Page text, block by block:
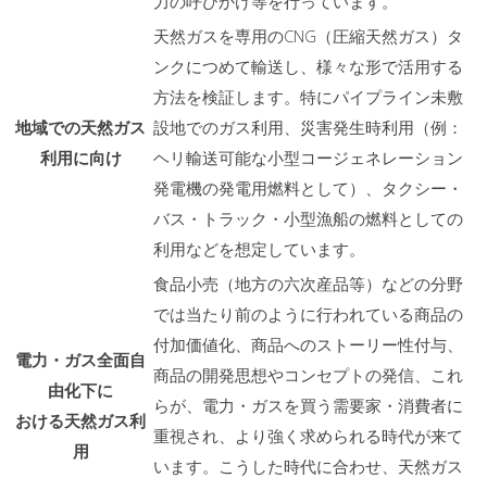
地域での天然ガス
利用に向け
天然ガスを専用のCNG（圧縮天然ガス）タ
ンクにつめて輸送し、様々な形で活用する
方法を検証します。特にパイプライン未敷
設地でのガス利用、災害発生時利用（例：
ヘリ輸送可能な小型コージェネレーション
発電機の発電用燃料として）、タクシー・
バス・トラック・小型漁船の燃料としての
利用などを想定しています。
電力・ガス全面自
由化下に
おける天然ガス利
用
食品小売（地方の六次産品等）などの分野
では当たり前のように行われている商品の
付加価値化、商品へのストーリー性付与、
商品の開発思想やコンセプトの発信、これ
らが、電力・ガスを買う需要家・消費者に
重視され、より強く求められる時代が来て
います。こうした時代に合わせ、天然ガス